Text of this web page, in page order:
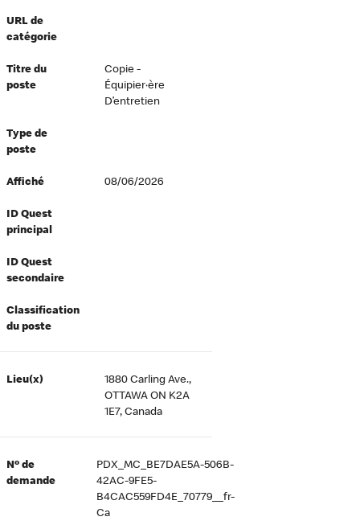
URL de
catégorie
Titre du
poste
Copie -
Équipier·ère
D’entretien
Type de
poste
Affiché 08/06/2026
ID Quest
principal
ID Quest
secondaire
Classification
du poste
Lieu(x)
1880 Carling Ave.,
OTTAWA ON K2A
1E7, Canada
Nº de
demande
PDX_MC_BE7DAE5A-506B-
42AC-9FE5-
B4CAC559FD4E_70779__fr-
Ca